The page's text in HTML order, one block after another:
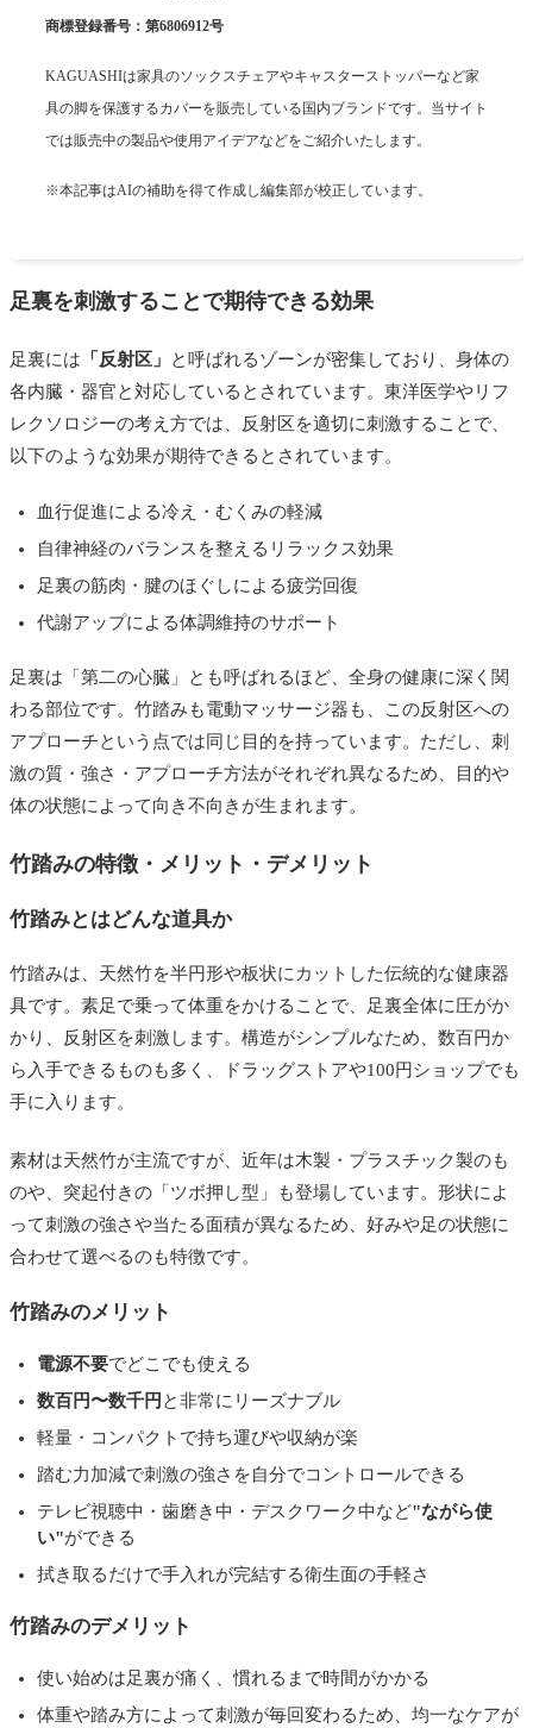
商標登録番号：第6806912号
KAGUASHIは家具のソックスチェアやキャスターストッパーなど家
具の脚を保護するカバーを販売している国内ブランドです。当サイト
では販売中の製品や使用アイデアなどをご紹介いたします。
※本記事はAIの補助を得て作成し編集部が校正しています。
足裏を刺激することで期待できる効果
足裏には 「反射区」
と呼ばれるゾーンが密集しており、身体の
各内臓・器官と対応しているとされています。東洋医学やリフ
レクソロジーの考え方では、反射区を適切に刺激することで、
以下のような効果が期待できるとされています。
血行促進による冷え・むくみの軽減
自律神経のバランスを整えるリラックス効果
足裏の筋肉・腱のほぐしによる疲労回復
代謝アップによる体調維持のサポート
足裏は「第二の心臓」とも呼ばれるほど、全身の健康に深く関
わる部位です。竹踏みも電動マッサージ器も、この反射区への
アプローチという点では同じ目的を持っています。ただし、刺
激の質・強さ・アプローチ方法がそれぞれ異なるため、目的や
体の状態によって向き不向きが生まれます。
竹踏みの特徴・メリット・デメリット
竹踏みとはどんな道具か
竹踏みは、天然竹を半円形や板状にカットした伝統的な健康器
具です。素足で乗って体重をかけることで、足裏全体に圧がか
かり、反射区を刺激します。構造がシンプルなため、数百円か
ら入手できるものも多く、ドラッグストアや100円ショップでも
手に入ります。
素材は天然竹が主流ですが、近年は木製・プラスチック製のも
のや、突起付きの「ツボ押し型」も登場しています。形状によ
って刺激の強さや当たる面積が異なるため、好みや足の状態に
合わせて選べるのも特徴です。
竹踏みのメリット
電源不要でどこでも使える
数百円〜数千円 と非常にリーズナブル
軽量・コンパクトで持ち運びや収納が楽
踏む力加減で刺激の強さを自分でコントロールできる
テレビ視聴中・歯磨き中・デスクワーク中など"ながら使
い"ができる
拭き取るだけで手入れが完結する衛生面の手軽さ
竹踏みのデメリット
使い始めは足裏が痛く、慣れるまで時間がかかる
体重や踏み方によって刺激が毎回変わるため、均一なケアが